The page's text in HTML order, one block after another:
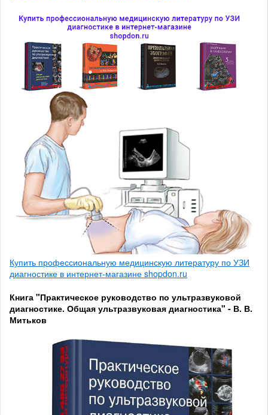
Купить профессиональную медицинскую литературу по УЗИ
диагностике в интернет-магазине shopdon.ru
Книга "Практическое руководство по ультразвуковой
диагностике. Общая ультразвуковая диагностика" - В. В.
Митьков